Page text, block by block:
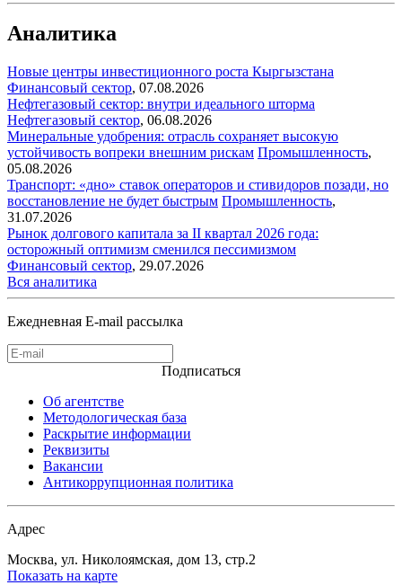
Аналитика
Новые центры инвестиционного роста Кыргызстана
Финансовый сектор, 07.08.2026
Нефтегазовый сектор: внутри идеального шторма
Нефтегазовый сектор, 06.08.2026
Минеральные удобрения: отрасль сохраняет высокую
устойчивость вопреки внешним рискам Промышленность,
05.08.2026
Транспорт: «дно» ставок операторов и стивидоров позади, но
восстановление не будет быстрым Промышленность,
31.07.2026
Рынок долгового капитала за II квартал 2026 года:
осторожный оптимизм сменился пессимизмом
Финансовый сектор, 29.07.2026
Вся аналитика
Ежедневная E-mail рассылка
Подписаться
Об агентстве
Методологическая база
Раскрытие информации
Реквизиты
Вакансии
Антикоррупционная политика
Адрес
Москва, ул. Николоямская, дом 13, стр.2
Показать на карте